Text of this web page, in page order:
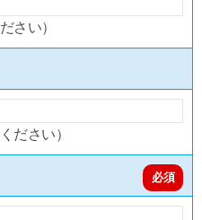
さい）
ださい）
必須